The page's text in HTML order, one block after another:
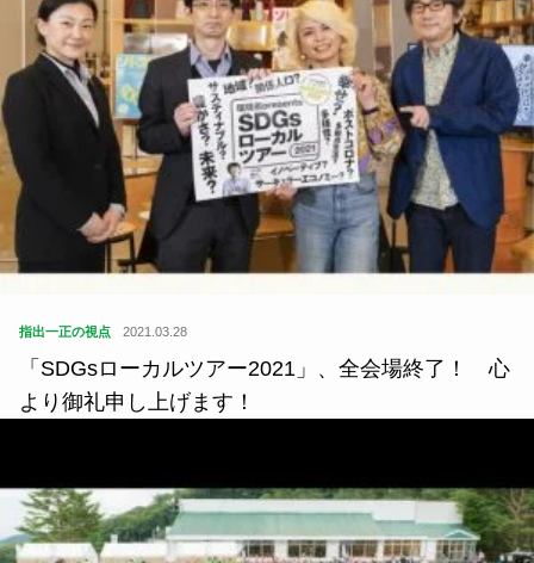
指出一正の視点 2021.03.28
「SDGsローカルツアー2021」、全会場終了！ 心
より御礼申し上げます！